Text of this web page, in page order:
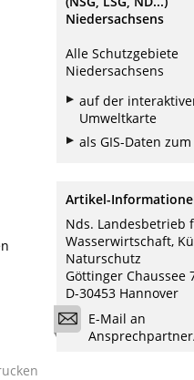
Niedersachsens
Alle Schutzgebiete
Niedersachsens
auf der
Umweltkarte
als GIS-Daten
Artikel-
Nds. Landesbetrieb
Wasserwirtschaft,
Naturschutz
Göttinger Chaussee
D-30453 Hannover
E-Mail an